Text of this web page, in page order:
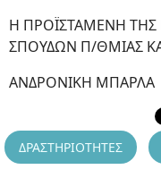
Η ΠΡΟΪΣΤΑΜΕΝΗ ΤΗΣ
ΣΠΟΥΔΩΝ Π/ΘΜΙΑΣ
ΑΝΔΡΟΝΙΚΗ ΜΠΑΡΛΑ
ΔΡΑΣΤΗΡΙΟΤΗΤΕΣ